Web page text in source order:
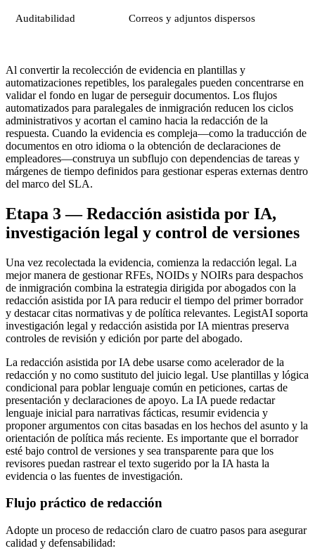
Auditabilidad Correos y adjuntos dispersos
Al convertir la recolección de evidencia en plantillas y
automatizaciones repetibles, los paralegales pueden concentrarse en
validar el fondo en lugar de perseguir documentos. Los flujos
automatizados para paralegales de inmigración reducen los ciclos
administrativos y acortan el camino hacia la redacción de la
respuesta. Cuando la evidencia es compleja—como la traducción de
documentos en otro idioma o la obtención de declaraciones de
empleadores—construya un subflujo con dependencias de tareas y
márgenes de tiempo definidos para gestionar esperas externas dentro
del marco del SLA.
Etapa 3 — Redacción asistida por IA,
investigación legal y control de versiones
Una vez recolectada la evidencia, comienza la redacción legal. La
mejor manera de gestionar RFEs, NOIDs y NOIRs para despachos
de inmigración combina la estrategia dirigida por abogados con la
redacción asistida por IA para reducir el tiempo del primer borrador
y destacar citas normativas y de política relevantes. LegistAI soporta
investigación legal y redacción asistida por IA mientras preserva
controles de revisión y edición por parte del abogado.
La redacción asistida por IA debe usarse como acelerador de la
redacción y no como sustituto del juicio legal. Use plantillas y lógica
condicional para poblar lenguaje común en peticiones, cartas de
presentación y declaraciones de apoyo. La IA puede redactar
lenguaje inicial para narrativas fácticas, resumir evidencia y
proponer argumentos con citas basadas en los hechos del asunto y la
orientación de política más reciente. Es importante que el borrador
esté bajo control de versiones y sea transparente para que los
revisores puedan rastrear el texto sugerido por la IA hasta la
evidencia o las fuentes de investigación.
Flujo práctico de redacción
Adopte un proceso de redacción claro de cuatro pasos para asegurar
calidad y defensabilidad: